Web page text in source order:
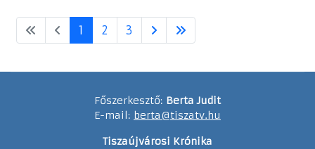
1 2 3
Főszerkesztő: Berta Judit
E-mail: berta@tiszatv.hu
Tiszaújvárosi Krónika